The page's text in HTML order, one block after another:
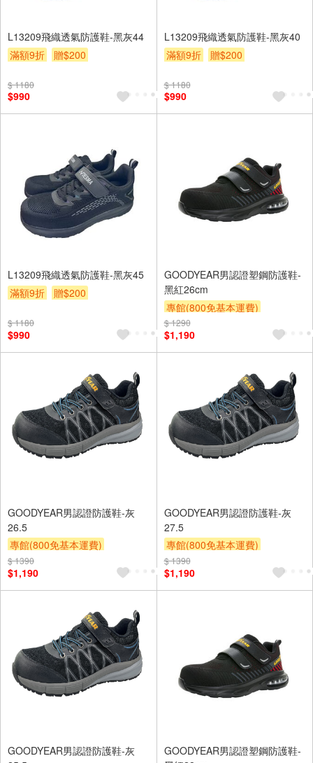
L13209飛織透氣防護鞋-黑灰44
滿額9折
贈$200
$ 1180
$990
L13209飛織透氣防護鞋-黑灰40
滿額9折
贈$200
$ 1180
$990
L13209飛織透氣防護鞋-黑灰45
滿額9折
贈$200
$ 1180
$990
GOODYEAR男認證塑鋼防護鞋-
黑紅26cm
專館(800免基本運費)
滿額9折
$ 1290
$1,190
GOODYEAR男認證防護鞋-灰
26.5
專館(800免基本運費)
滿額9折
$ 1390
$1,190
GOODYEAR男認證防護鞋-灰
27.5
專館(800免基本運費)
滿額9折
$ 1390
$1,190
GOODYEAR男認證防護鞋-灰
GOODYEAR男認證塑鋼防護鞋-